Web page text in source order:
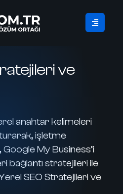
ve
anahtar kelimeleri
işletme
My Business’i
bağlantı stratejileri ile
SEO Stratejileri ve